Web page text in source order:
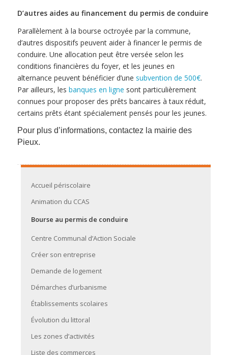
D’autres aides au financement du permis de conduire
Parallèlement à la bourse octroyée par la commune,
d’autres dispositifs peuvent aider à financer le permis de
conduire. Une allocation peut être versée selon les
conditions financières du foyer, et les jeunes en
alternance peuvent bénéficier d’une subvention de 500€.
Par ailleurs, les banques en ligne sont particulièrement
connues pour proposer des prêts bancaires à taux réduit,
certains prêts étant spécialement pensés pour les jeunes.
Pour plus d’informations, contactez la mairie des
Pieux.
Accueil périscolaire
Animation du CCAS
Bourse au permis de conduire
Centre Communal d’Action Sociale
Créer son entreprise
Demande de logement
Démarches d’urbanisme
Établissements scolaires
Évolution du littoral
Les zones d’activités
Liste des commerces